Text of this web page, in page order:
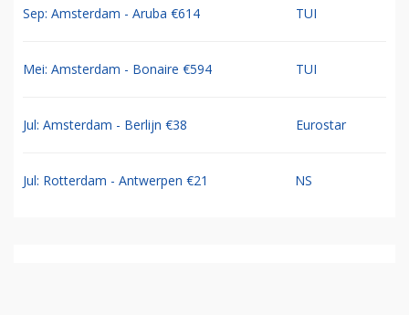
Sep: Amsterdam - Aruba €614 TUI
Mei: Amsterdam - Bonaire €594 TUI
Jul: Amsterdam - Berlijn €38 Eurostar
Jul: Rotterdam - Antwerpen €21 NS